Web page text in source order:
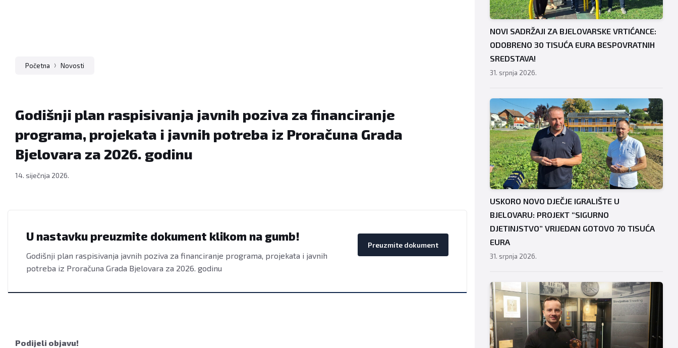
Početna Novosti
Godišnji plan raspisivanja javnih poziva za financiranje
programa, projekata i javnih potreba iz Proračuna Grada
Bjelovara za 2026. godinu
14. siječnja 2026.
U nastavku preuzmite dokument klikom na gumb!
Godišnji plan raspisivanja javnih poziva za financiranje programa, projekata i javnih
potreba iz Proračuna Grada Bjelovara za 2026. godinu
Preuzmite dokument
Podijeli objavu!
NOVI SADRŽAJI ZA BJELOVARSKE VRTIĆANCE:
ODOBRENO 30 TISUĆA EURA BESPOVRATNIH
SREDSTAVA!
31. srpnja 2026.
USKORO NOVO DJEČJE IGRALIŠTE U
BJELOVARU: PROJEKT “SIGURNO
DJETINJSTVO” VRIJEDAN GOTOVO 70 TISUĆA
EURA
31. srpnja 2026.